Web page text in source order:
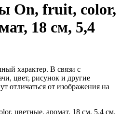
On, fruit, color,
18 см, 5,4
характер. В связи с
цвет, рисунок и другие
отличаться от изображения на